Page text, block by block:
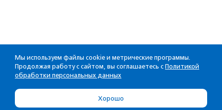
Мы используем файлы cookie и метрические программы.
Продолжая работу с сайтом, вы соглашаетесь с Политикой
обработки персональных данных
Хорошо